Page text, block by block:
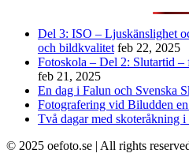
Del 3: ISO – Ljuskänslighet
och bildkvalitet feb 22, 2025
Fotoskola – Del 2: Slutartid –
feb 21, 2025
En dag i Falun och Svenska
Fotografering vid Biludden
Två dagar med skoteråkning
© 2025 oefoto.se | All rights